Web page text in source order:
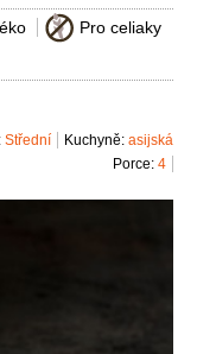
Pro celiaky
Kuchyně: asijská
Střední
Porce: 4